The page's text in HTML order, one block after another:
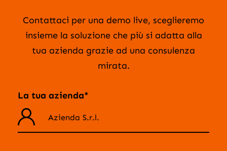
Contattaci per una demo live, sceglieremo
insieme la soluzione che più si adatta alla
tua azienda grazie ad una consulenza
mirata.
La tua azienda*